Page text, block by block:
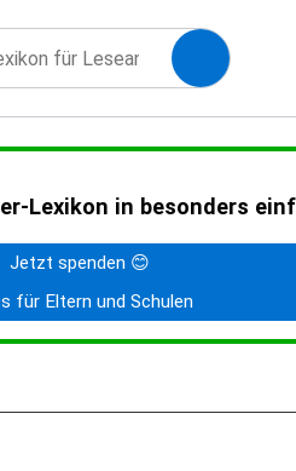
Lexikon in besonders
Jetzt spenden 😊
für Eltern und Schulen